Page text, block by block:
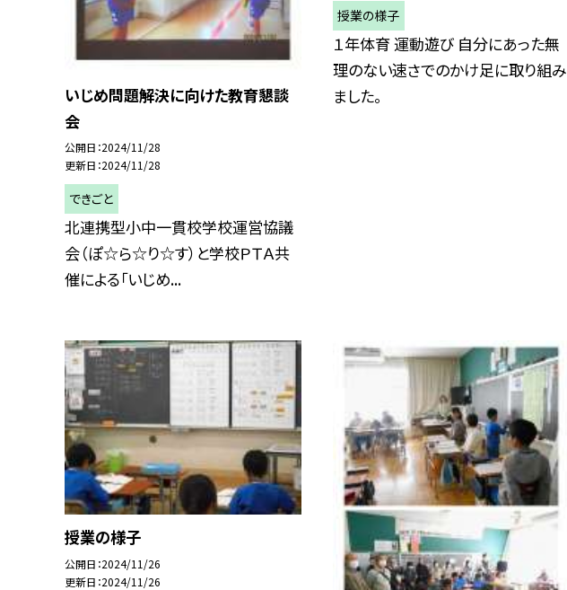
いじめ問題解決に向けた教育懇談
会
公開日 2024/11/28
更新日 2024/11/28
できごと
北連携型小中一貫校学校運営協議
会（ぽ☆ら☆り☆す）と学校ＰＴＡ共
催による「いじめ...
授業の様子
１年体育 運動遊び 自分にあった無
理のない速さでのかけ足に取り組み
ました。
授業の様子
公開日 2024/11/26
更新日 2024/11/26